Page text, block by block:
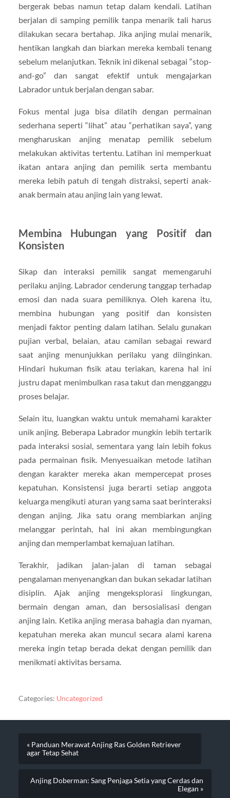
bergerak bebas namun tetap dalam kendali. Latihan
berjalan di samping pemilik tanpa menarik tali harus
dilakukan secara bertahap. Jika anjing mulai menarik,
hentikan langkah dan biarkan mereka kembali tenang
sebelum melanjutkan. Teknik ini dikenal sebagai “stop-
and-go” dan sangat efektif untuk mengajarkan
Labrador untuk berjalan dengan sabar.
Fokus mental juga bisa dilatih dengan permainan
sederhana seperti “lihat” atau “perhatikan saya”, yang
mengharuskan anjing menatap pemilik sebelum
melakukan aktivitas tertentu. Latihan ini memperkuat
ikatan antara anjing dan pemilik serta membantu
mereka lebih patuh di tengah distraksi, seperti anak-
anak bermain atau anjing lain yang lewat.
Membina Hubungan yang Positif dan
Konsisten
Sikap dan interaksi pemilik sangat memengaruhi
perilaku anjing. Labrador cenderung tanggap terhadap
emosi dan nada suara pemiliknya. Oleh karena itu,
membina hubungan yang positif dan konsisten
menjadi faktor penting dalam latihan. Selalu gunakan
pujian verbal, belaian, atau camilan sebagai reward
saat anjing menunjukkan perilaku yang diinginkan.
Hindari hukuman fisik atau teriakan, karena hal ini
justru dapat menimbulkan rasa takut dan mengganggu
proses belajar.
Selain itu, luangkan waktu untuk memahami karakter
unik anjing. Beberapa Labrador mungkin lebih tertarik
pada interaksi sosial, sementara yang lain lebih fokus
pada permainan fisik. Menyesuaikan metode latihan
dengan karakter mereka akan mempercepat proses
kepatuhan. Konsistensi juga berarti setiap anggota
keluarga mengikuti aturan yang sama saat berinteraksi
dengan anjing. Jika satu orang membiarkan anjing
melanggar perintah, hal ini akan membingungkan
anjing dan memperlambat kemajuan latihan.
Terakhir, jadikan jalan-jalan di taman sebagai
pengalaman menyenangkan dan bukan sekadar latihan
disiplin. Ajak anjing mengeksplorasi lingkungan,
bermain dengan aman, dan bersosialisasi dengan
anjing lain. Ketika anjing merasa bahagia dan nyaman,
kepatuhan mereka akan muncul secara alami karena
mereka ingin tetap berada dekat dengan pemilik dan
menikmati aktivitas bersama.
Categories: Uncategorized
« Panduan Merawat Anjing Ras Golden Retriever
agar Tetap Sehat
Anjing Doberman: Sang Penjaga Setia yang Cerdas dan
Elegan »